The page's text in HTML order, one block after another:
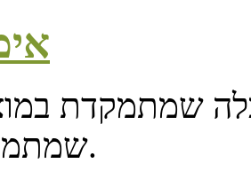
שמתמקדת
שמתמקדת באדם.